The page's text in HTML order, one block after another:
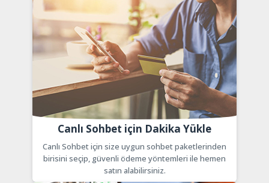
Canlı Sohbet için Dakika Yükle
Canlı Sohbet için size uygun sohbet paketlerinden
birisini seçip, güvenli ödeme yöntemleri ile hemen
satın alabilirsiniz.